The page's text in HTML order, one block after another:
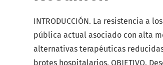
INTRODUCCIÓN. La resistencia a
pública actual asociado con alta
alternativas terapéuticas
brotes hospitalarios. OBJETIVO.